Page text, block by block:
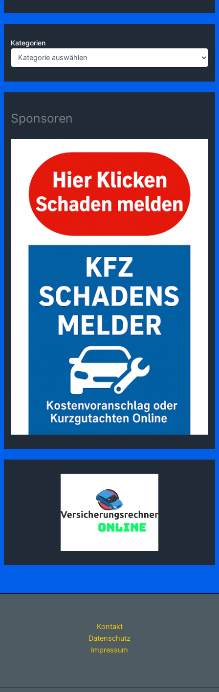
Kategorien
Sponsoren
Kontakt
Datenschutz
Impressum